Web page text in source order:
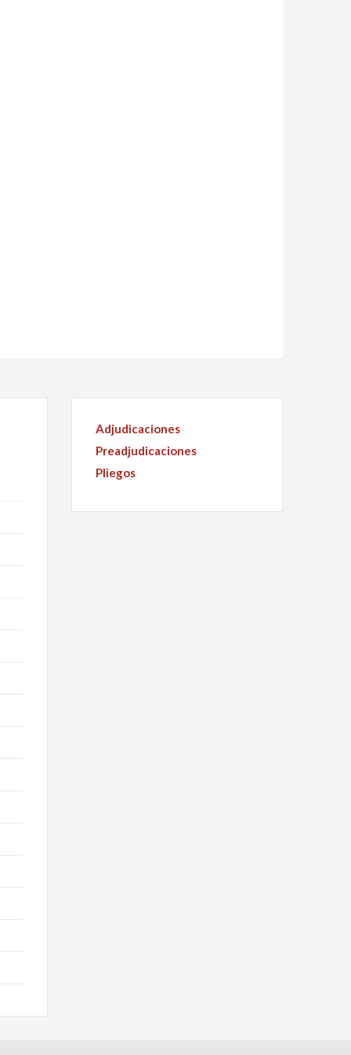
Adjudicaciones
Preadjudicaciones
Pliegos